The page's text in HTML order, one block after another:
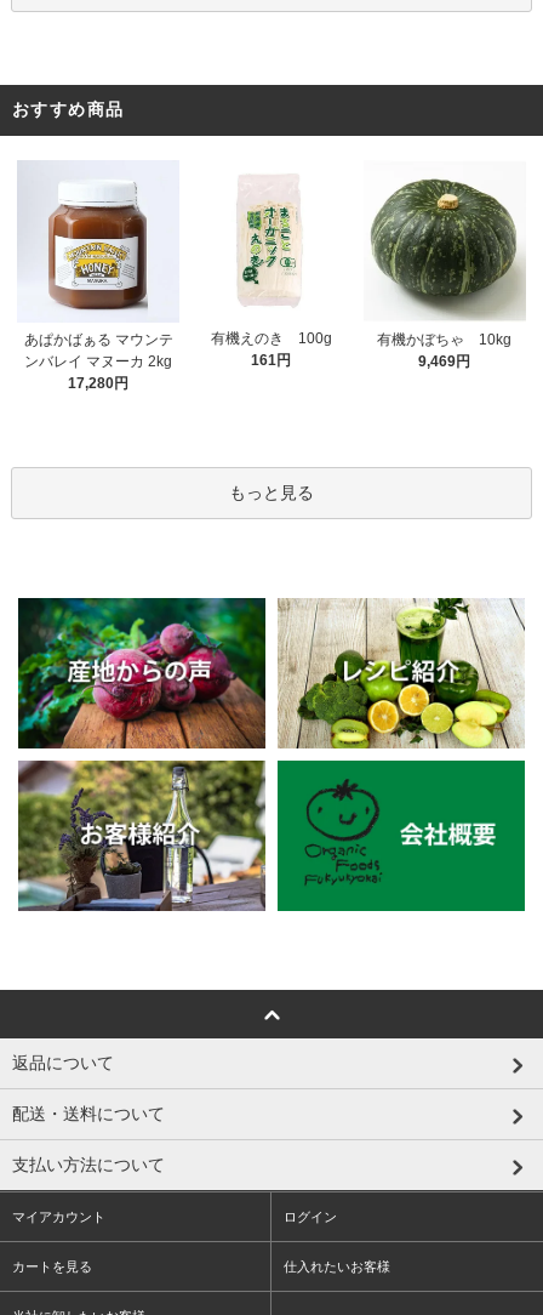
おすすめ商品
あぱかばぁる マウンテ
ンバレイ マヌーカ 2kg
17,280円
有機えのき 100g
161円
有機かぼちゃ 10kg
9,469円
もっと見る
返品について
配送・送料について
支払い方法について
マイアカウント ログイン
カートを見る 仕入れたいお客様